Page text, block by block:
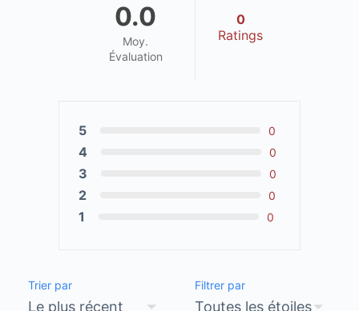
0.0
Moy.
Évaluation
0
Ratings
5 0
4 0
3 0
2 0
1 0
Trier par Filtrer par